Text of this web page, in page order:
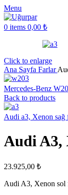
Menu
0 items 0,00 ₺
Click to enlarge
Ana Sayfa Farlar
Mercedes-Benz
Back to products
Audi a3, Xenon sağ
Audi A3,
23.925,00 ₺
Audi A3, Xenon sol